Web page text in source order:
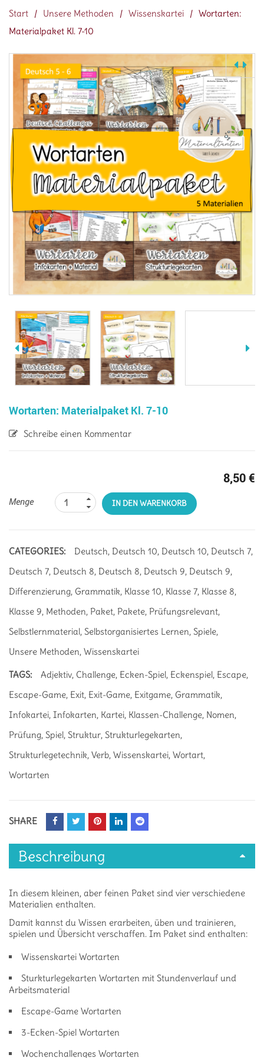
Start / Unsere Methoden / Wissenskartei / Wortarten:
Materialpaket Kl. 7-10
Wortarten: Materialpaket Kl. 7-10
Schreibe einen Kommentar
8,50€
Menge IN DEN WARENKORB
CATEGORIES: Deutsch, Deutsch 10, Deutsch 10, Deutsch 7,
Deutsch 7, Deutsch 8, Deutsch 8, Deutsch 9, Deutsch 9,
Differenzierung, Grammatik, Klasse 10, Klasse 7, Klasse 8,
Klasse 9, Methoden, Paket, Pakete, Prüfungsrelevant,
Selbstlernmaterial, Selbstorganisiertes Lernen, Spiele,
Unsere Methoden, Wissenskartei
TAGS: Adjektiv, Challenge, Ecken-Spiel, Eckenspiel, Escape,
Escape-Game, Exit, Exit-Game, Exitgame, Grammatik,
Infokartei, Infokarten, Kartei, Klassen-Challenge, Nomen,
Prüfung, Spiel, Struktur, Strukturlegekarten,
Strukturlegetechnik, Verb, Wissenskartei, Wortart,
Wortarten
SHARE
Beschreibung
In diesem kleinen, aber feinen Paket sind vier verschiedene
Materialien enthalten.
Damit kannst du Wissen erarbeiten, üben und trainieren,
spielen und Übersicht verschaffen. Im Paket sind enthalten:
Wissenskartei Wortarten
Sturkturlegekarten Wortarten mit Stundenverlauf und
Arbeitsmaterial
Escape-Game Wortarten
3-Ecken-Spiel Wortarten
Wochenchallenges Wortarten